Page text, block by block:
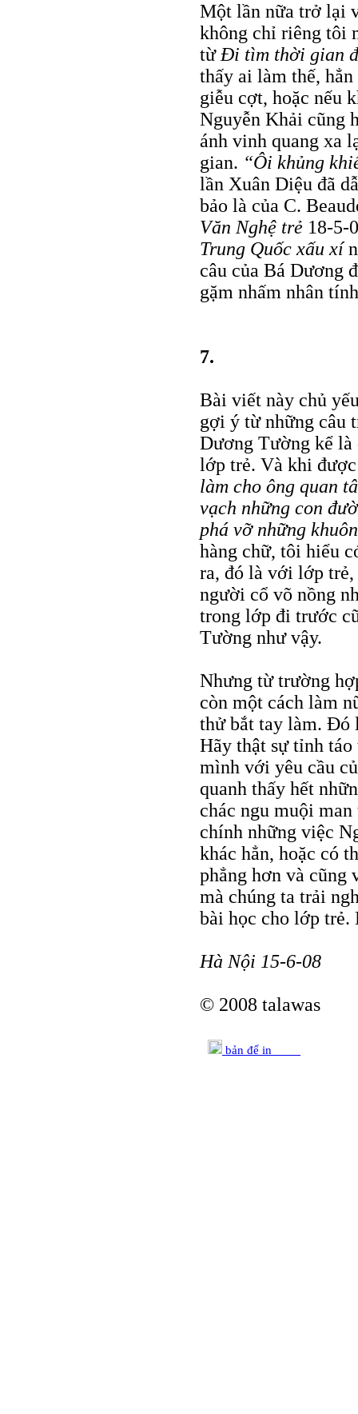
Một lần nữa trở lại
không chỉ riêng tôi
từ Đi tìm thời gian
thấy ai làm thế,
giễu cợt, hoặc nếu
Nguyễn Khải cũng
ánh vinh quang xa
gian. “Ôi khủng
lần Xuân Diệu đã
bảo là của C.
Văn Nghệ trẻ 18-5-
Trung Quốc xấu xí
câu của Bá Dương
gặm nhấm nhân
7.
Bài viết này chủ
gợi ý từ những câu
Dương Tường kể
lớp trẻ. Và khi
làm cho ông quan
vạch những con
phá vỡ những
hàng chữ, tôi hiểu
ra, đó là với lớp trẻ,
người cổ võ nồng
trong lớp đi trước
Tường như vậy.
Nhưng từ trường
còn một cách làm
thử bắt tay làm. Đó
Hãy thật sự tỉnh
mình với yêu cầu
quanh thấy hết
chác ngu muội
chính những việc
khác hẳn, hoặc có
phẳng hơn và cũng
mà chúng ta trải
bài học cho lớp trẻ.
Hà Nội 15-6-08
© 2008 talawas
bản để in